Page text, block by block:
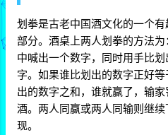
划拳是古老中国酒文化的一个
部分。酒桌上两人划拳的方法为
中喊出一个数字，同时用手比
字。如果谁比划出的数字正好
出的数字之和，谁就赢了，输
酒。两人同赢或两人同输则继
现。